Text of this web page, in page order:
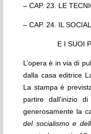
– CAP. 23. LE
– CAP. 24. IL
E I SUOI
L’opera è in via di
dalla casa editrice
La stampa è
partire dall’inizio
generosamente la
del socialismo e